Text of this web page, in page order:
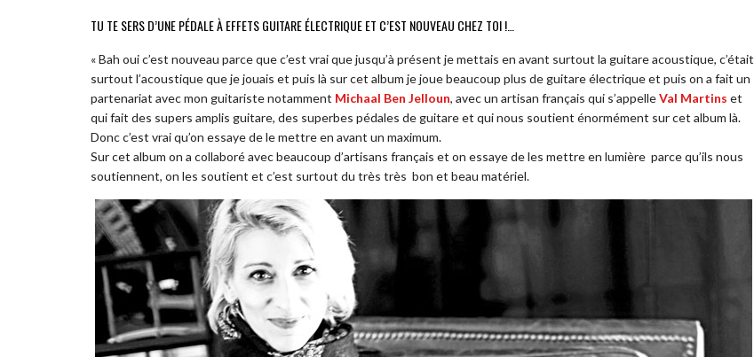
TU TE SERS D’UNE PÉDALE À EFFETS GUITARE ÉLECTRIQUE ET C’EST NOUVEAU CHEZ TOI !…
« Bah oui c’est nouveau parce que c’est vrai que jusqu’à présent je mettais en avant surtout la guitare acoustique, c’était
surtout l’acoustique que je jouais et puis là sur cet album je joue beaucoup plus de guitare électrique et puis on a fait un
partenariat avec mon guitariste notamment Michaal Ben Jelloun, avec un artisan français qui s’appelleVal Martins et
qui fait des supers amplis guitare, des superbes pédales de guitare et qui nous soutient énormément sur cet album là.
Donc c’est vrai qu’on essaye de le mettre en avant un maximum.
Sur cet album on a collaboré avec beaucoup d’artisans français et on essaye de les mettre en lumière parce qu’ils nous
soutiennent, on les soutient et c’est surtout du très très bon et beau matériel.